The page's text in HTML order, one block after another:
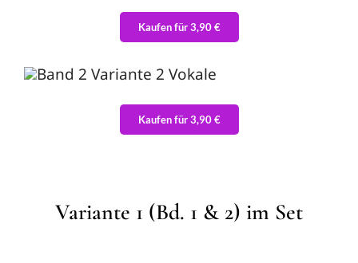
Kaufen für 3,90 €
Kaufen für 3,90 €
Variante 1 (Bd. 1 & 2) im Set